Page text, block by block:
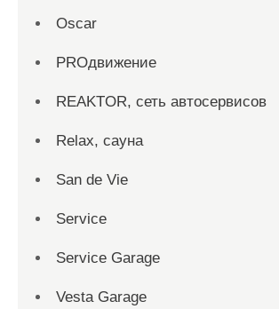
Oscar
PROдвижение
REAKTOR, сеть автосервисов
Relax, сауна
San dе Vie
Service
Service Garage
Vesta Garage